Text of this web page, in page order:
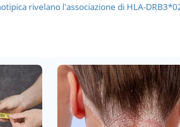
rivelano l'associazione di HLA-